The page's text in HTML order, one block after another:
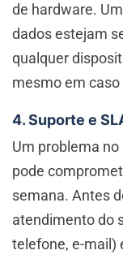
de hardware.
dados estejam
qualquer
mesmo em
4. Suporte e
Um problema
pode
semana. Antes
atendimento do
telefone, e-mail)